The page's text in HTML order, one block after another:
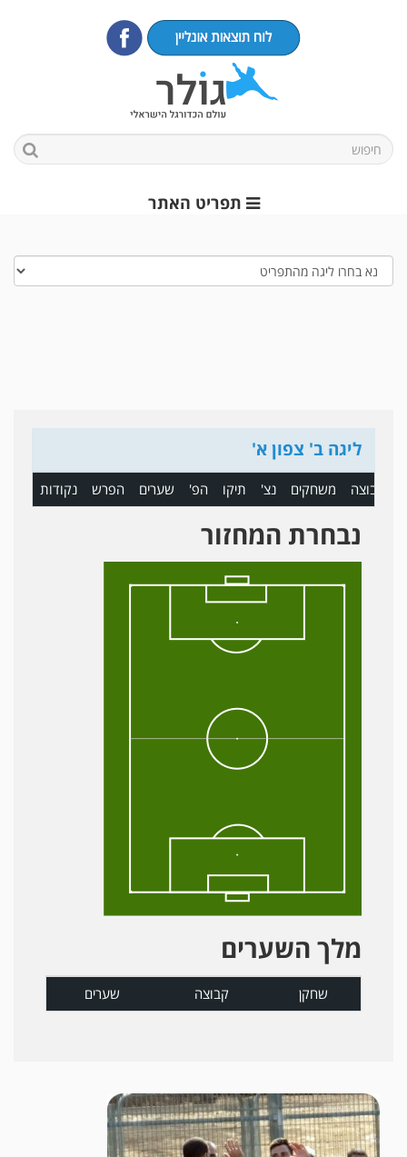
תפריט האתר
ליגה ב' צפון א'
קבוצה משחקים נצ' תיקו הפ' שערים הפרש נקודות
נבחרת המחזור
מלך השערים
שחקן קבוצה שערים